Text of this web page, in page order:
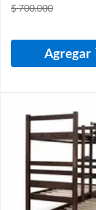
$ 700.000
Agregar